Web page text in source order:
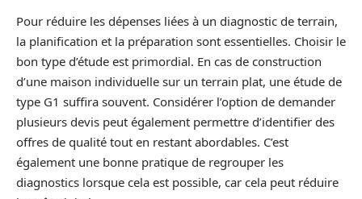
Pour réduire les dépenses liées à un diagnostic de terrain,
la planification et la préparation sont essentielles. Choisir le
bon type d’étude est primordial. En cas de construction
d’une maison individuelle sur un terrain plat, une étude de
type G1 suffira souvent. Considérer l’option de demander
plusieurs devis peut également permettre d’identifier des
offres de qualité tout en restant abordables. C’est
également une bonne pratique de regrouper les
diagnostics lorsque cela est possible, car cela peut réduire